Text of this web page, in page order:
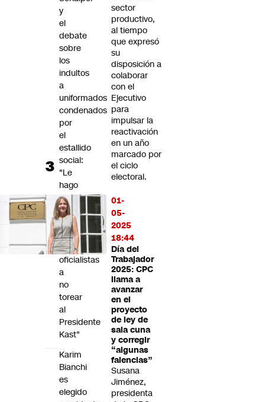
sector
productivo,
al tiempo
que expresó
su
disposición a
colaborar
con el
Ejecutivo
para
impulsar la
reactivación
en un año
marcado por
el ciclo
electoral.
01-
05-
2025
18:44
Día del
Trabajador
2025: CPC
llama a
avanzar
en el
proyecto
de ley de
sala cuna
y corregir
“algunas
falencias”
Susana
Jiménez,
presidenta
y
el
debate
sobre
los
indultos
a
uniformados
condenados
por
el
estallido
social:
"Le
hago
un
llamado
a
los
partidos
oficialistas
a
no
torear
al
Presidente
Kast"
Karim
Bianchi
es
elegido